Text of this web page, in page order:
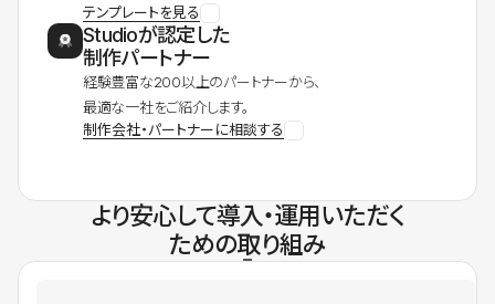
テンプレートを見る
Studioが認定した
制作パートナー
経験豊富な200以上のパートナーから、
最適な一社をご紹介します。
制作会社・パートナーに相談する
より安心して導入・運用いただく
ための取り組み